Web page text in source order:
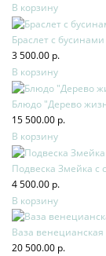
В корзину
Браслет с
3 500.00 р.
В корзину
Блюдо "Дерево
15 500.00 р.
В корзину
Подвеска Змейка с
4 500.00 р.
В корзину
Ваза
20 500.00 р.